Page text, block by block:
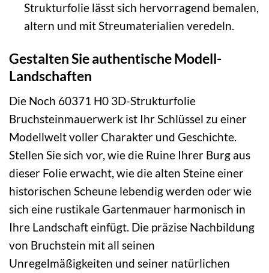
Strukturfolie lässt sich hervorragend bemalen,
altern und mit Streumaterialien veredeln.
Gestalten Sie authentische Modell-
Landschaften
Die Noch 60371 H0 3D-Strukturfolie
Bruchsteinmauerwerk ist Ihr Schlüssel zu einer
Modellwelt voller Charakter und Geschichte.
Stellen Sie sich vor, wie die Ruine Ihrer Burg aus
dieser Folie erwacht, wie die alten Steine einer
historischen Scheune lebendig werden oder wie
sich eine rustikale Gartenmauer harmonisch in
Ihre Landschaft einfügt. Die präzise Nachbildung
von Bruchstein mit all seinen
Unregelmäßigkeiten und seiner natürlichen